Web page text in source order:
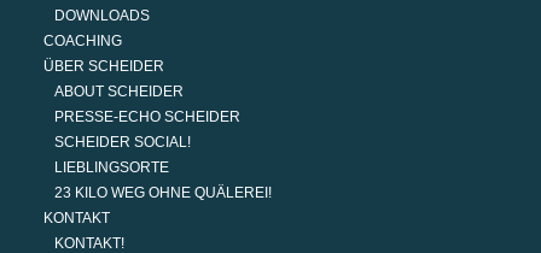
DOWNLOADS
COACHING
ÜBER SCHEIDER
ABOUT SCHEIDER
PRESSE-ECHO SCHEIDER
SCHEIDER SOCIAL!
LIEBLINGSORTE
23 KILO WEG OHNE QUÄLEREI!
KONTAKT
KONTAKT!